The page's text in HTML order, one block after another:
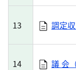
13 調定
14 議 会